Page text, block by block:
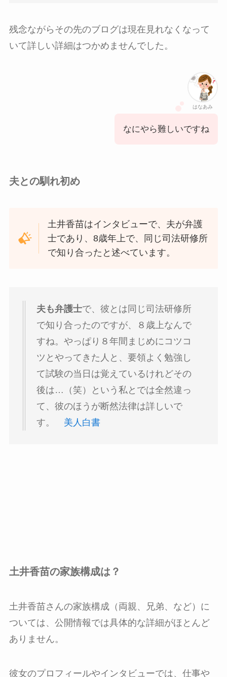
残念ながらその先のブログは現在見れなくなって
いて詳しい詳細はつかめませんでした。
はなあみ
なにやら難しいですね
夫との馴れ初め
土井香苗はインタビューで、夫が弁護
士であり、8歳年上で、同じ司法研修所
で知り合ったと述べています。
夫も弁護士で、彼とは同じ司法研修所
で知り合ったのですが、８歳上なんで
すね。やっぱり８年間まじめにコツコ
ツとやってきた人と、要領よく勉強し
て試験の当日は覚えているけれどその
後は…（笑）という私とでは全然違っ
て、彼のほうが断然法律は詳しいで
す。 美人白書
土井香苗の家族構成は？
土井香苗さんの家族構成（両親、兄弟、など）に
ついては、公開情報では具体的な詳細がほとんど
ありません。
彼女のプロフィールやインタビューでは、仕事や